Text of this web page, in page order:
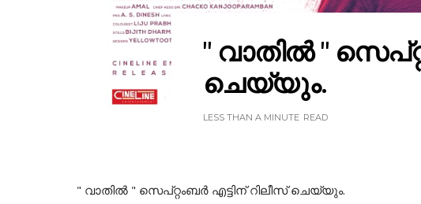
" വാതില്‍ "
ചെയ്യും.
LESS THAN A MINUTE READ
" വാതില്‍ " സെപ്റ്റംബർ എട്ടിന് റിലീസ് ചെയ്യും.